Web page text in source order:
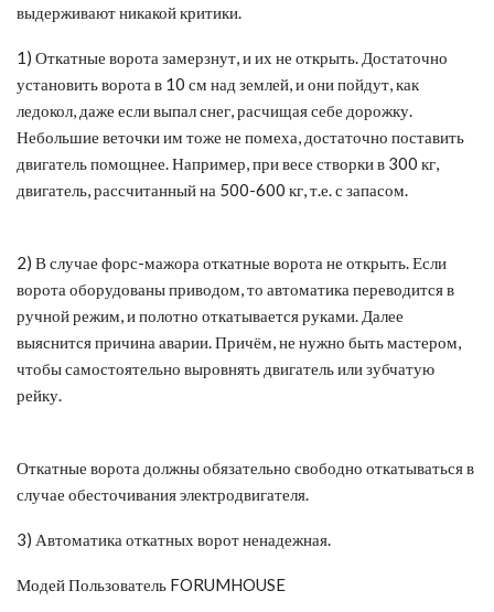
выдерживают никакой критики.
1) Откатные ворота замерзнут, и их не открыть. Достаточно
установить ворота в 10 см над землей, и они пойдут, как
ледокол, даже если выпал снег, расчищая себе дорожку.
Небольшие веточки им тоже не помеха, достаточно поставить
двигатель помощнее. Например, при весе створки в 300 кг,
двигатель, рассчитанный на 500-600 кг, т.е. с запасом.
2) В случае форс-мажора откатные ворота не открыть. Если
ворота оборудованы приводом, то автоматика переводится в
ручной режим, и полотно откатывается руками. Далее
выяснится причина аварии. Причём, не нужно быть мастером,
чтобы самостоятельно выровнять двигатель или зубчатую
рейку.
Откатные ворота должны обязательно свободно откатываться в
случае обесточивания электродвигателя.
3) Автоматика откатных ворот ненадежная.
Модей Пользователь FORUMHOUSE